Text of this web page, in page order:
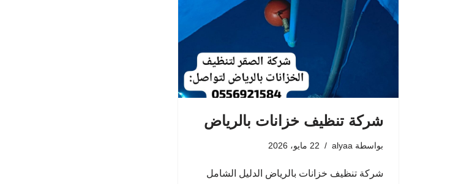
شركة تنظيف خزانات بالرياض
بواسطة alyaa 22 مايو، 2026
شركة تنظيف خزانات بالرياض الدليل الشامل